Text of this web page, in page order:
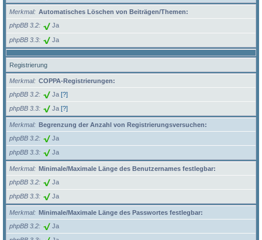
Merkmal
Automatisches Löschen von Beiträgen/Themen:
phpBB 3.2
Ja
phpBB 3.3 Ja
Registrierung
Merkmal
COPPA-Registrierungen:
phpBB 3.2
Ja [?]
phpBB 3.3 Ja [?]
Merkmal
Begrenzung der Anzahl von Registrierungsversuchen:
phpBB 3.2
Ja
phpBB 3.3 Ja
Merkmal
Minimale/Maximale Länge des Benutzernames festlegbar:
phpBB 3.2
Ja
phpBB 3.3 Ja
Merkmal
Minimale/Maximale Länge des Passwortes festlegbar:
phpBB 3.2
Ja